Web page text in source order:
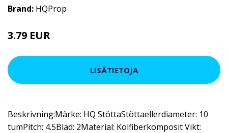
Brand: HQProp
3.79 EUR
LISÄTIETOJA
Beskrivning:Märke: HQ StöttaStöttaellerdiameter: 10
tumPitch: 4.5Blad: 2Material: Kolfiberkomposit Vikt: